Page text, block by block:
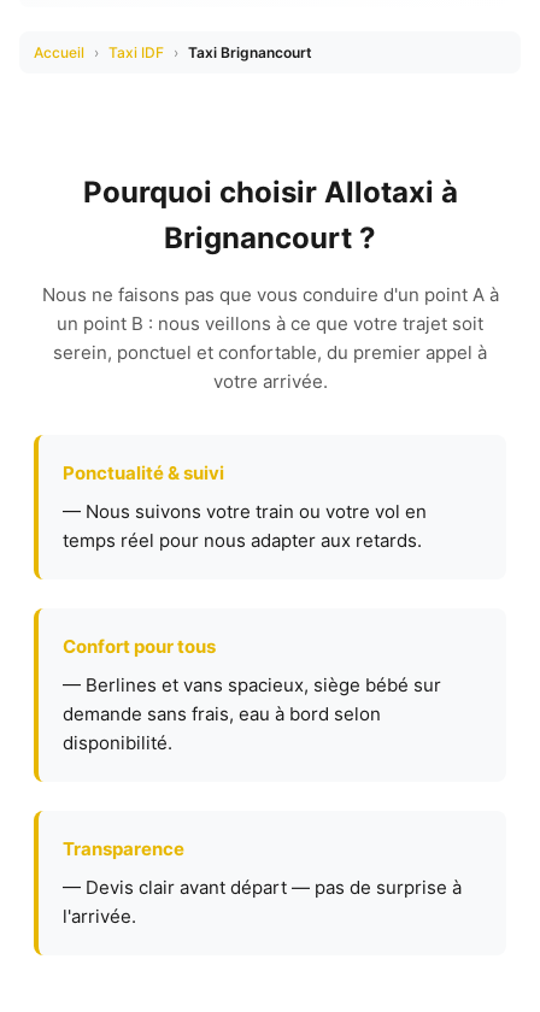
Accueil › Taxi IDF › Taxi Brignancourt
Pourquoi choisir Allotaxi à
Brignancourt ?
Nous ne faisons pas que vous conduire d'un point A à
un point B : nous veillons à ce que votre trajet soit
serein, ponctuel et confortable, du premier appel à
votre arrivée.
Ponctualité & suivi
— Nous suivons votre train ou votre vol en
temps réel pour nous adapter aux retards.
Confort pour tous
— Berlines et vans spacieux, siège bébé sur
demande sans frais, eau à bord selon
disponibilité.
Transparence
— Devis clair avant départ — pas de surprise à
l'arrivée.